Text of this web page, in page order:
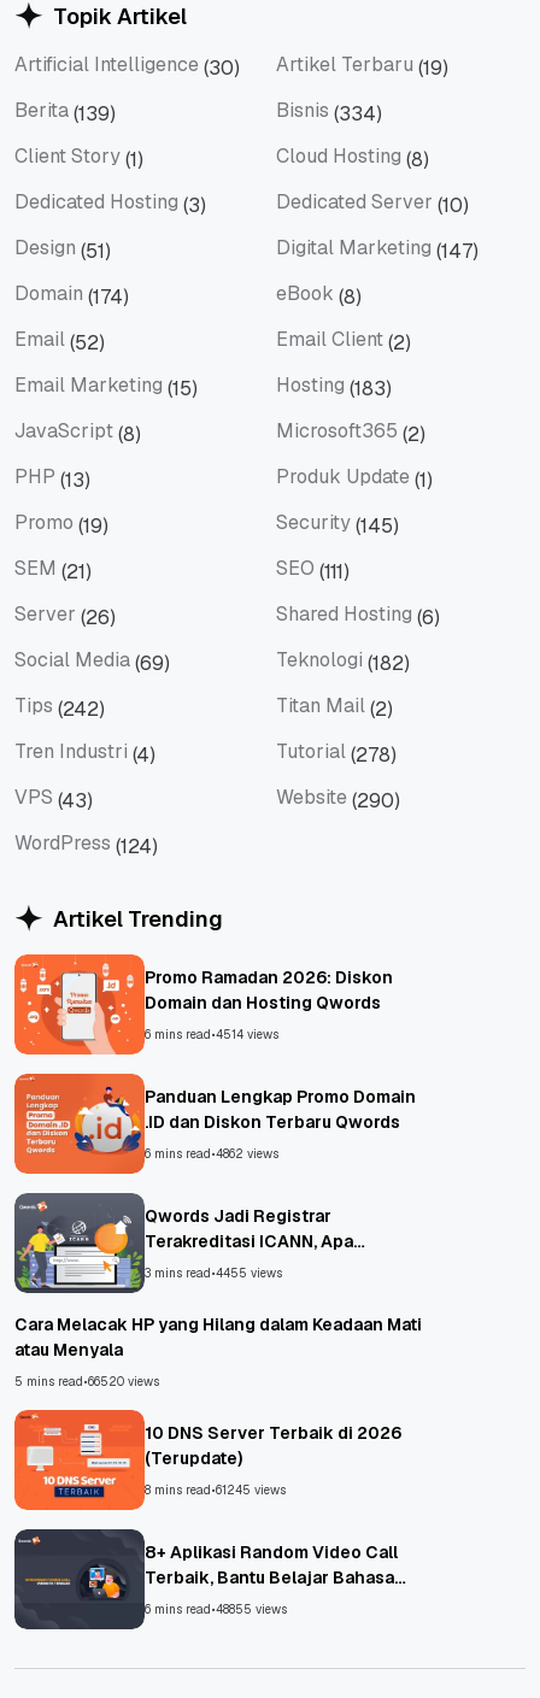
Topik Artikel
Artificial Intelligence (30) Artikel Terbaru (19)
Berita(139) Bisnis (334)
Client Story(1) Cloud Hosting (8)
Dedicated Hosting (3) Dedicated Server (10)
Design (51) Digital Marketing (147)
Domain (174) eBook (8)
Email(52) Email Client(2)
Email Marketing (15) Hosting (183)
JavaScript(8) Microsoft365 (2)
PHP (13) Produk Update (1)
Promo (19) Security(145)
SEM (21) SEO (111)
Server (26) Shared Hosting (6)
Social Media(69) Teknologi (182)
Tips (242) Titan Mail(2)
Tren Industri (4) Tutorial(278)
VPS (43) Website (290)
WordPress (124)
Artikel Trending
Promo Ramadan 2026: Diskon
Domain dan Hosting Qwords
6 mins read•4514 views
Panduan Lengkap Promo Domain
.ID dan Diskon Terbaru Qwords
6 mins read•4862 views
Qwords Jadi Registrar
Terakreditasi ICANN, Apa
Untungnya?
3 mins read•4455 views
Cara Melacak HP yang Hilang dalam Keadaan Mati
atau Menyala
5 mins read•66520 views
10 DNS Server Terbaik di 2026
(Terupdate)
8 mins read•61245 views
8+ Aplikasi Random Video Call
Terbaik, Bantu Belajar Bahasa
Asing!
6 mins read•48855 views